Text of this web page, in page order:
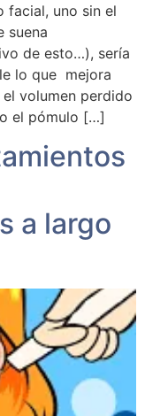
facial, uno sin el
suena
de esto…), sería
lo que mejora
volumen perdido
el pómulo […]
a largo